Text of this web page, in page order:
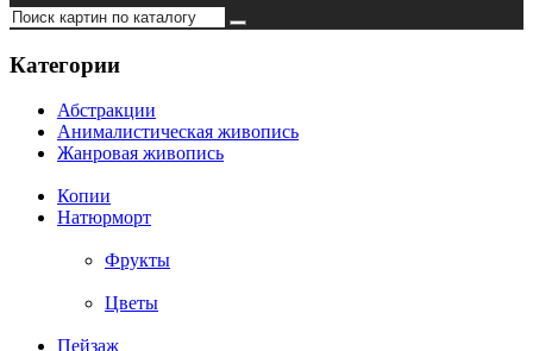
Категории
Абстракции
Анималистическая живопись
Жанровая живопись
Копии
Натюрморт
Фрукты
Цветы
Пейзаж